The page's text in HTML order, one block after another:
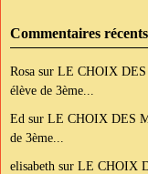
Commentaires récents
Rosa sur LE CHOIX DES
élève de 3ème...
Ed sur LE CHOIX DES
de 3ème...
elisabeth sur LE CHOIX